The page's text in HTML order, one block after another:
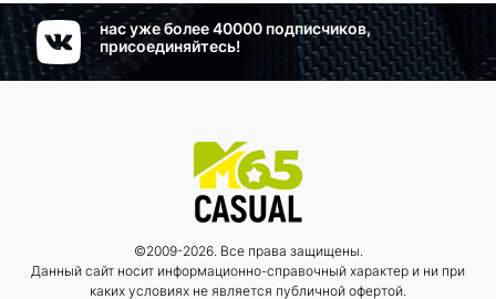
нас уже более 40000 подписчиков,
присоединяйтесь!
©2009-2026. Все права защищены.
Данный сайт носит информационно-справочный характер и ни при
каких условиях не является публичной офертой.